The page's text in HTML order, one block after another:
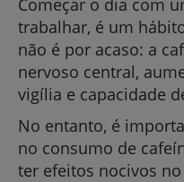
Começar o dia com
trabalhar, é um
não é por acaso: a
nervoso central,
vigília e capacidade
No entanto, é
no consumo de
ter efeitos nocivos